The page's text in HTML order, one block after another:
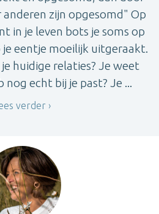
zijn opgesomd" Op
in je leven bots je soms op
eentje moeilijk uitgeraakt.
huidige relaties? Je weet
nog echt bij je past? Je ...
verder